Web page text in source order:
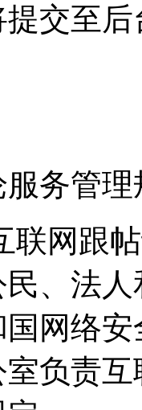
交至
务管理
联网跟
、法
国网络
负责